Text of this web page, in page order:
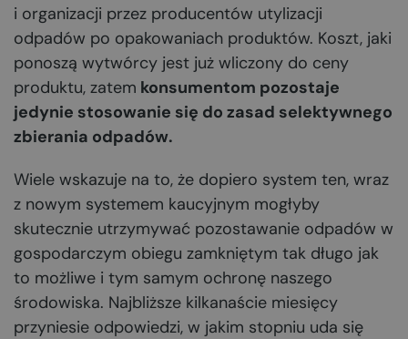
i organizacji przez producentów utylizacji
odpadów po opakowaniach produktów. Koszt, jaki
ponoszą wytwórcy jest już wliczony do ceny
produktu, zatem konsumentom pozostaje
jedynie stosowanie się do zasad selektywnego
zbierania odpadów.
Wiele wskazuje na to, że dopiero system ten, wraz
z nowym systemem kaucyjnym mogłyby
skutecznie utrzymywać pozostawanie odpadów w
gospodarczym obiegu zamkniętym tak długo jak
to możliwe i tym samym ochronę naszego
środowiska. Najbliższe kilkanaście miesięcy
przyniesie odpowiedzi, w jakim stopniu uda się